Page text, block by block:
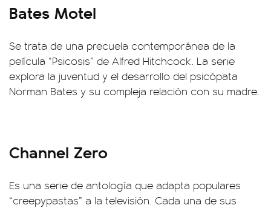
Bates Motel
Se trata de una precuela contemporánea de la
película “Psicosis” de Alfred Hitchcock. La serie
explora la juventud y el desarrollo del psicópata
Norman Bates y su compleja relación con su madre.
Channel Zero
Es una serie de antología que adapta populares
“creepypastas” a la televisión. Cada una de sus